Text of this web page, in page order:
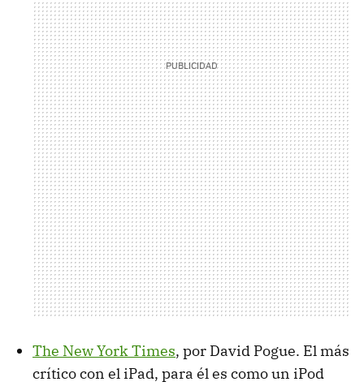
The New York Times, por David Pogue. El más
crítico con el iPad, para él es como un iPod